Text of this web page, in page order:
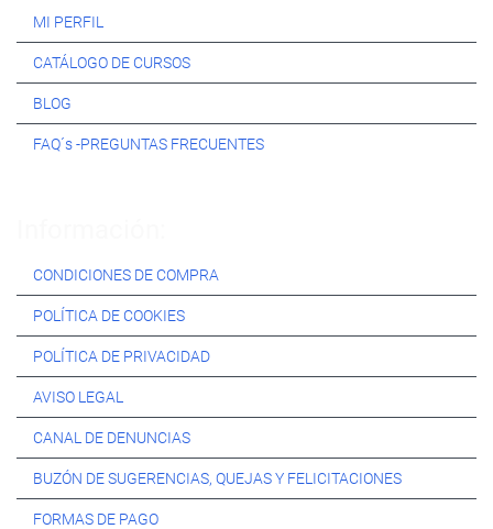
MI PERFIL
CATÁLOGO DE CURSOS
BLOG
FAQ´s -PREGUNTAS FRECUENTES
CONDICIONES DE COMPRA
POLÍTICA DE COOKIES
POLÍTICA DE PRIVACIDAD
AVISO LEGAL
CANAL DE DENUNCIAS
BUZÓN DE SUGERENCIAS, QUEJAS Y FELICITACIONES
FORMAS DE PAGO